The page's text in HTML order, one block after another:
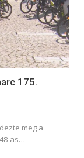
175.
meg a
as…